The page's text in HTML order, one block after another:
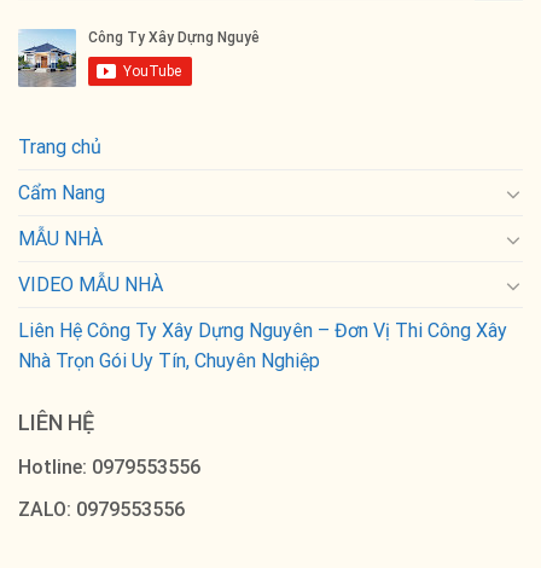
Trang chủ
Cẩm Nang
MẪU NHÀ
VIDEO MẪU NHÀ
Liên Hệ Công Ty Xây Dựng Nguyên – Đơn Vị Thi Công Xây
Nhà Trọn Gói Uy Tín, Chuyên Nghiệp
LIÊN HỆ
Hotline: 0979553556
ZALO: 0979553556